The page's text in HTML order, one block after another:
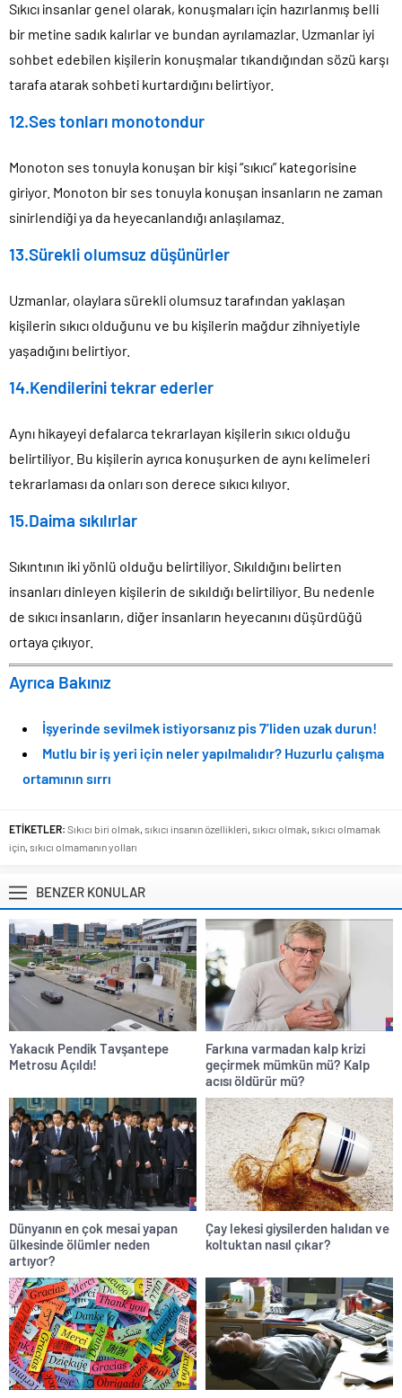
Sıkıcı insanlar genel olarak, konuşmaları için hazırlanmış belli
bir metine sadık kalırlar ve bundan ayrılamazlar. Uzmanlar iyi
sohbet edebilen kişilerin konuşmalar tıkandığından sözü karşı
tarafa atarak sohbeti kurtardığını belirtiyor.
12.Ses tonları monotondur
Monoton ses tonuyla konuşan bir kişi “sıkıcı” kategorisine
giriyor. Monoton bir ses tonuyla konuşan insanların ne zaman
sinirlendiği ya da heyecanlandığı anlaşılamaz.
13.Sürekli olumsuz düşünürler
Uzmanlar, olaylara sürekli olumsuz tarafından yaklaşan
kişilerin sıkıcı olduğunu ve bu kişilerin mağdur zihniyetiyle
yaşadığını belirtiyor.
14.Kendilerini tekrar ederler
Aynı hikayeyi defalarca tekrarlayan kişilerin sıkıcı olduğu
belirtiliyor. Bu kişilerin ayrıca konuşurken de aynı kelimeleri
tekrarlaması da onları son derece sıkıcı kılıyor.
15.Daima sıkılırlar
Sıkıntının iki yönlü olduğu belirtiliyor. Sıkıldığını belirten
insanları dinleyen kişilerin de sıkıldığı belirtiliyor. Bu nedenle
de sıkıcı insanların, diğer insanların heyecanını düşürdüğü
ortaya çıkıyor.
Ayrıca Bakınız
İşyerinde sevilmek istiyorsanız pis 7’liden uzak durun!
Mutlu bir iş yeri için neler yapılmalıdır? Huzurlu çalışma
ortamının sırrı
ETİKETLER: Sıkıcı biri olmak, sıkıcı insanın özellikleri, sıkıcı olmak, sıkıcı olmamak
için, sıkıcı olmamanın yolları
BENZER KONULAR
Yakacık Pendik Tavşantepe
Metrosu Açıldı!
Farkına varmadan kalp krizi
geçirmek mümkün mü? Kalp
acısı öldürür mü?
Dünyanın en çok mesai yapan
ülkesinde ölümler neden
artıyor?
Çay lekesi giysilerden halıdan ve
koltuktan nasıl çıkar?